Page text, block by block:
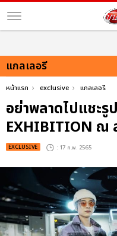
แกลเลอรี
หน้าแรก exclusive แกลเลอรี
อย่าพลาดไปแชะ
EXHIBITION ณ
EXCLUSIVE : 17 ก.พ. 2565